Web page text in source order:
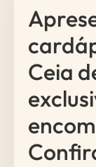
Ceia